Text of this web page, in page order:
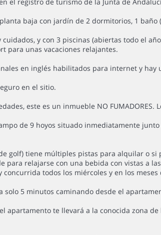
baja con jardín de 2 dormitorios, 1 baño
y con 3 piscinas (abiertas todo el
para unas vacaciones relajantes.
en inglés habilitados para internet y
en el sitio.
este es un inmueble NO
de 9 hoyos situado inmediatamente
golf) tiene múltiples pistas para alquilar o
para relajarse con una bebida con vistas a
todos los miércoles y en los
solo 5 minutos caminando desde el
apartamento te llevará a la conocida zona